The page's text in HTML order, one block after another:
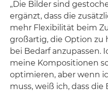
„Die Bilder sind
ergänzt, dass die
mehr Flexibilität beim
großartig, die Option zu
bei Bedarf anzupassen.
meine Kompositionen
optimieren, aber wenn
muss, weiß ich, dass